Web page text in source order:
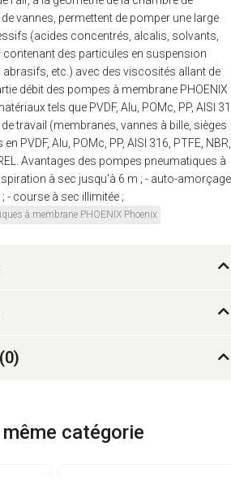
vannes, permettent de pomper une large
(acides concentrés, alcalis, solvants,
des particules en suspension
etc.) avec des viscosités allant de
débit des pompes à membrane PHOENIX
tels que PVDF, Alu, POMc, PP, AISI
travail (membranes, vannes à bille, sièges
PVDF, Alu, POMc, PP, AISI 316, PTFE, NBR,
Avantages des pompes pneumatiques à
à sec jusqu'à 6 m ; - auto-amorçage
- course à sec illimitée ;
à membrane PHOENIX Phoenix
0)
catégorie